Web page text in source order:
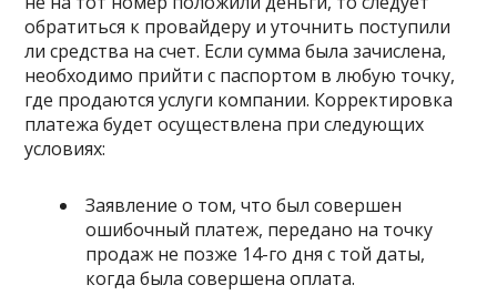
обратиться к провайдеру и уточнить поступили
ли средства на счет. Если сумма была зачислена,
необходимо прийти с паспортом в любую точку,
где продаются услуги компании. Корректировка
платежа будет осуществлена при следующих
условиях:
Заявление о том, что был совершен
ошибочный платеж, передано на точку
продаж не позже 14-го дня с той даты,
когда была совершена оплата.